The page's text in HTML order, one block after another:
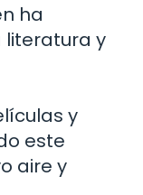
ha
literatura y
y
este
aire y